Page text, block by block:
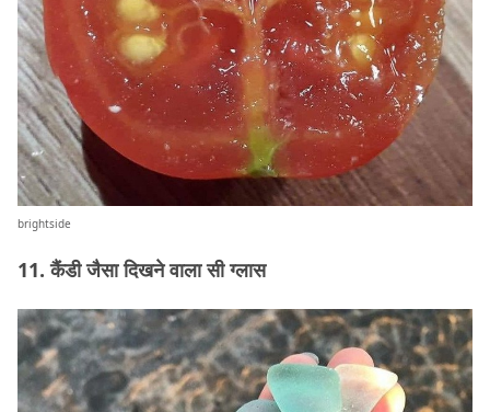
brightside
11. कैंडी जैसा दिखने वाला सी ग्लास